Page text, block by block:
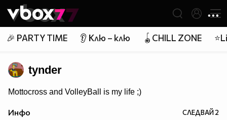
👾
🎉 PARTY TIME 👂 Клю – клю 🪀CHILL ZONE
tynder
Mottocross and VolleyBall is my life ;)
Инфо СЛЕДВАЙ2